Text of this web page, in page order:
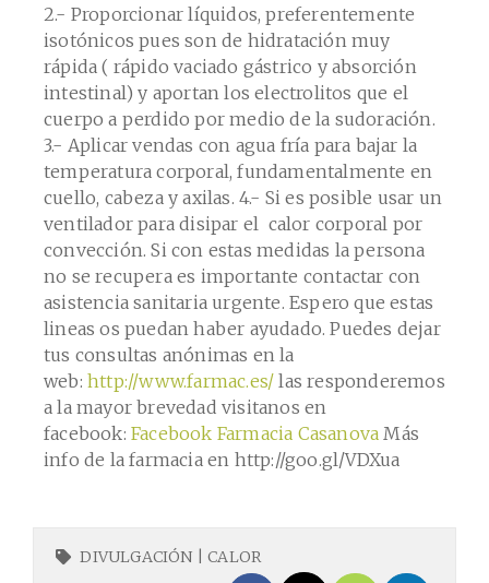
2.- Proporcionar líquidos, preferentemente
isotónicos pues son de hidratación muy
rápida ( rápido vaciado gástrico y absorción
intestinal) y aportan los electrolitos que el
cuerpo a perdido por medio de la sudoración.
3.- Aplicar vendas con agua fría para bajar la
temperatura corporal, fundamentalmente en
cuello, cabeza y axilas. 4.- Si es posible usar un
ventilador para disipar el calor corporal por
convección. Si con estas medidas la persona
no se recupera es importante contactar con
asistencia sanitaria urgente. Espero que estas
lineas os puedan haber ayudado. Puedes dejar
tus consultas anónimas en la
web: http://www.farmac.es/ las responderemos
a la mayor brevedad visitanos en
facebook: Facebook Farmacia Casanova Más
info de la farmacia en http://goo.gl/VDXua
DIVULGACIÓN |CALOR